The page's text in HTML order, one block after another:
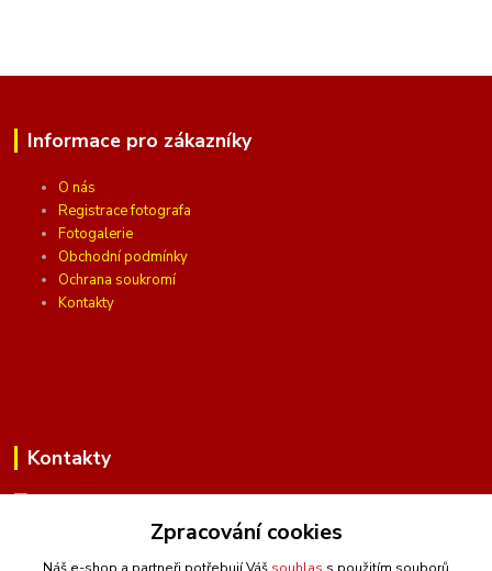
Informace pro zákazníky
O nás
Registrace fotografa
Fotogalerie
Obchodní podmínky
Ochrana soukromí
Kontakty
Kontakty
(Po-Pá, 10 - 16 hod.)
Zpracování cookies